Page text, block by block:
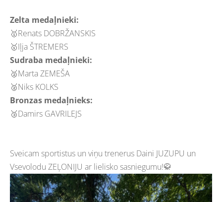
Zelta medaļnieki:
🥇Renats DOBRŽANSKIS
🥇Iļja ŠTREMERS
Sudraba medaļnieki:
🥈Marta ZEMEŠA
🥈Niks KOLKS
Bronzas medaļnieks:
🥉Damirs GAVRILEJS
Sveicam sportistus un viņu trenerus Daini JUZUPU un
Vsevolodu ZEĻONIJU ar lielisko sasniegumu!🥋